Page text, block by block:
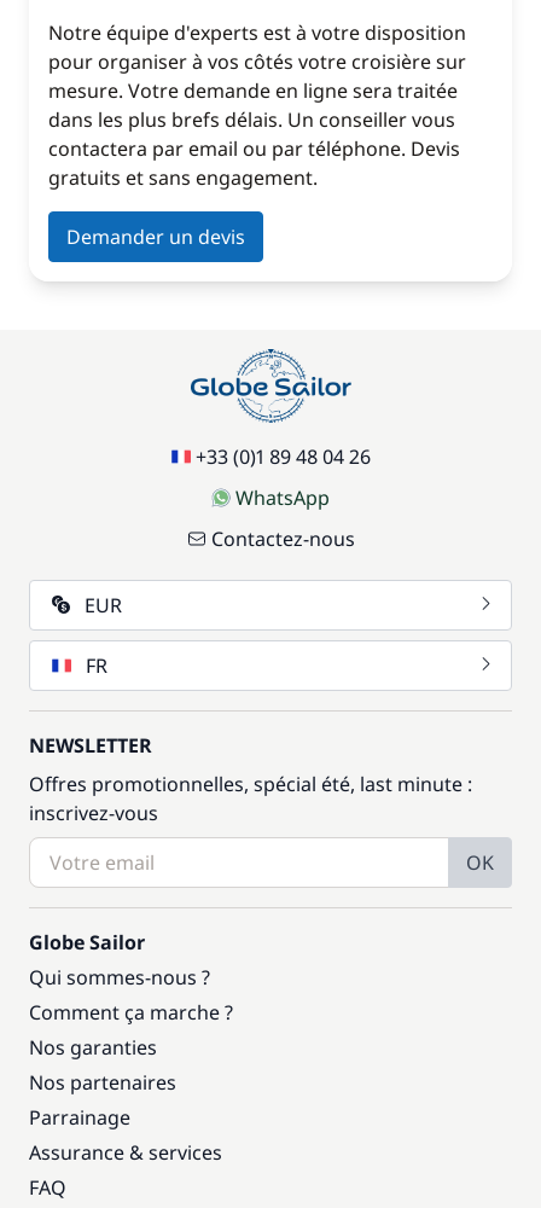
Notre équipe d'experts est à votre disposition
pour organiser à vos côtés votre croisière sur
mesure. Votre demande en ligne sera traitée
dans les plus brefs délais. Un conseiller vous
contactera par email ou par téléphone. Devis
gratuits et sans engagement.
Demander un devis
+33 (0)1 89 48 04 26
WhatsApp
Contactez-nous
EUR
FR
NEWSLETTER
Offres promotionnelles, spécial été, last minute :
inscrivez-vous
OK
Globe Sailor
Qui sommes-nous ?
Comment ça marche ?
Nos garanties
Nos partenaires
Parrainage
Assurance & services
FAQ